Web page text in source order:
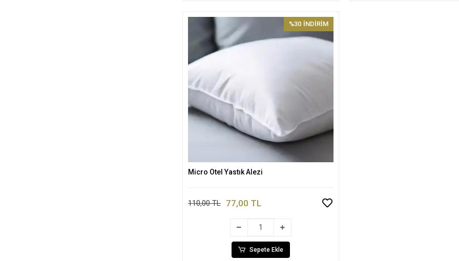
%30 İNDİRİM
Sepete Ekle
Micro Otel Yastık Alezi
110,00 TL 77,00 TL
Sepete Ekle